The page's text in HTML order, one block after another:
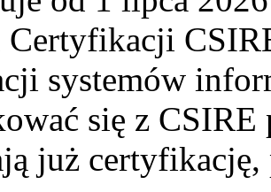
Certyfikacji
systemów
się z
już